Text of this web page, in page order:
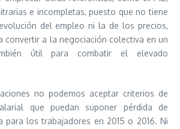
e incompletas, puesto que no tiene
del empleo ni la de los precios,
convertir a la negociación colectiva en un
útil para combatir el elevado
no podemos aceptar criterios de
que puedan suponer pérdida de
para los trabajadores en 2015 o 2016. Ni